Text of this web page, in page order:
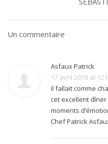
Un commentaire
Asfaux Patrick
17 avril 2018 at 12
il fallait comme
cet excellent
moments
Chef Patrick